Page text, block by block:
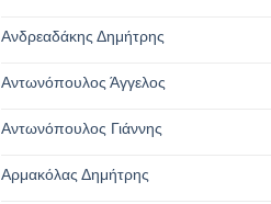
Ανδρεαδάκης Δημήτρης
Αντωνόπουλος Άγγελος
Αντωνόπουλος Γιάννης
Αρμακόλας Δημήτρης